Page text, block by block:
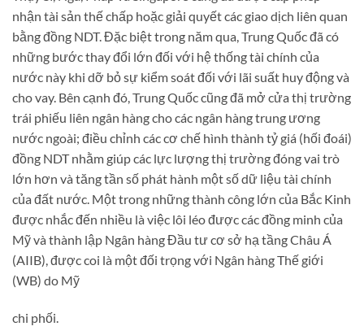
nhận tài sản thế chấp hoặc giải quyết các giao dịch liên quan
bằng đồng NDT. Đặc biệt trong năm qua, Trung Quốc đã có
những bước thay đổi lớn đối với hệ thống tài chính của
nước này khi dỡ bỏ sự kiểm soát đối với lãi suất huy động và
cho vay. Bên cạnh đó, Trung Quốc cũng đã mở cửa thị trường
trái phiếu liên ngân hàng cho các ngân hàng trung ương
nước ngoài; điều chỉnh các cơ chế hình thành tỷ giá (hối đoái)
đồng NDT nhằm giúp các lực lượng thị trường đóng vai trò
lớn hơn và tăng tần số phát hành một số dữ liệu tài chính
của đất nước. Một trong những thành công lớn của Bắc Kinh
được nhắc đến nhiều là việc lôi léo được các đồng minh của
Mỹ và thành lập Ngân hàng Đầu tư cơ sở hạ tầng Châu Á
(AIIB), được coi là một đối trọng với Ngân hàng Thế giới
(WB) do Mỹ
chi phối.